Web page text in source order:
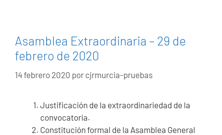
Asamblea Extraordinaria – 29 de
febrero de 2020
14 febrero 2020 por cjrmurcia-pruebas
Justificación de la extraordinariedad de la
convocatoria.
Constitución formal de la Asamblea General